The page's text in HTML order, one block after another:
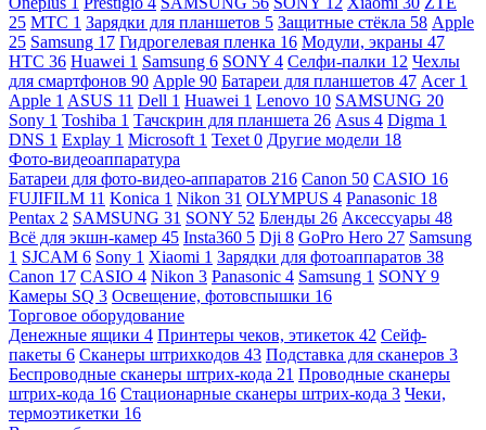
25 МТС 1 Зарядки для планшетов 5 Защитные стёкла 58 Apple
25 Samsung 17 Гидрогелевая пленка 16 Модули, экраны 47
HTC 36 Huawei 1 Samsung 6 SONY 4 Селфи-палки 12 Чехлы
для смартфонов 90 Apple 90 Батареи для планшетов 47 Acer 1
Apple 1 ASUS 11 Dell 1 Huawei 1 Lenovo 10 SAMSUNG 20
Sony 1 Toshiba 1 Тачскрин для планшета 26 Asus 4 Digma 1
DNS 1 Explay 1 Microsoft 1 Texet 0 Другие модели 18
Фото-видеоаппаратура
Батареи для фото-видео-аппаратов 216 Canon 50 CASIO 16
FUJIFILM 11 Konica 1 Nikon 31 OLYMPUS 4 Panasonic 18
Pentax 2 SAMSUNG 31 SONY 52 Бленды 26 Аксессуары 48
Всё для экшн-камер 45 Insta360 5 Dji 8 GoPro Hero 27 Samsung
1 SJCAM 6 Sony 1 Xiaomi 1 Зарядки для фотоаппаратов 38
Canon 17 CASIO 4 Nikon 3 Panasonic 4 Samsung 1 SONY 9
Камеры SQ 3 Освещение, фотовспышки 16
Торговое оборудование
Денежные ящики 4 Принтеры чеков, этикеток 42 Сейф-
пакеты 6 Сканеры штрихкодов 43 Подставка для сканеров 3
Беспроводные сканеры штрих-кода 21 Проводные сканеры
штрих-кода 16 Стационарные сканеры штрих-кода 3 Чеки,
термоэтикетки 16